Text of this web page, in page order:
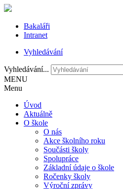
Bakaláři
Intranet
Vyhledávání
Vyhledávání...
MENU
Menu
Úvod
Aktuálně
O škole
O nás
Akce školního roku
Součásti školy
Spolupráce
Základní údaje o škole
Ročenky školy
Výroční zprávy